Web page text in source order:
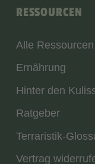
RESSOURCEN
Alle Ressourcen
Ernährung
Hinter den
Ratgeber
Terraristik-
Vertrag